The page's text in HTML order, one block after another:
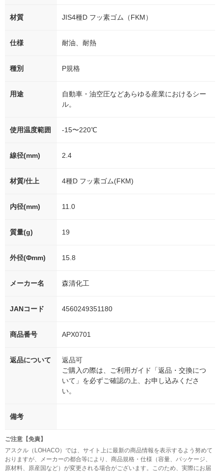
材質 JIS4種D フッ素ゴム（FKM）
仕様 耐油、耐熱
種別 P規格
用途
自動車・油空圧などあらゆる産業におけるシー
ル。
使用温度範囲 -15〜220℃
線径(mm) 2.4
材質/仕上 4種D フッ素ゴム(FKM)
内径(mm) 11.0
質量(g) 19
外径(Φmm) 15.8
メーカー名 森清化工
JANコード 4560249351180
商品番号 APX0701
返品について
返品可
ご購入の際は、ご利用ガイド「返品・交換につ
いて」を必ずご確認の上、お申し込みくださ
い。
備考
ご注意【免責】
アスクル（LOHACO）では、サイト上に最新の商品情報を表示するよう努めて
おりますが、メーカーの都合等により、商品規格・仕様（容量、パッケージ、
原材料、原産国など）が変更される場合がございます。このため、実際にお届